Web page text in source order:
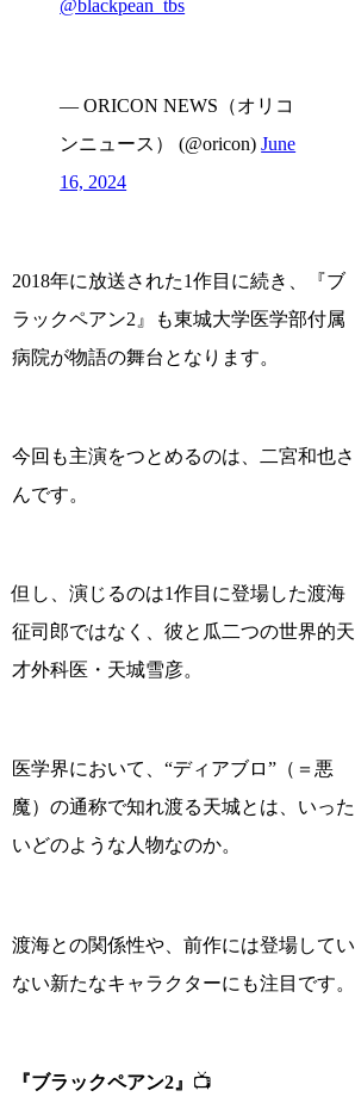
@blackpean_tbs
— ORICON NEWS（オリコ
ンニュース） (@oricon)June
16, 2024
2018年に放送された1作目に続き、『ブ
ラックペアン2』も東城大学医学部付属
病院が物語の舞台となります。
今回も主演をつとめるのは、二宮和也さ
んです。
但し、演じるのは1作目に登場した渡海
征司郎ではなく、彼と瓜二つの世界的天
才外科医・ 天城雪彦。
医学界において、“ディアブロ”（＝悪
魔）の通称で知れ渡る天城とは、いった
いどのような人物なのか。
渡海との関係性や、前作には登場してい
ない新たなキャラクターにも注目です。
『ブラックペアン2』 📺